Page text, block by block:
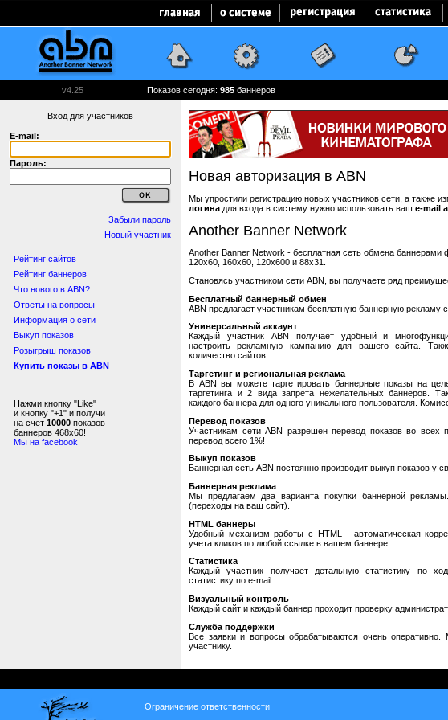
v4.25 Показов сегодня: 985 баннеров
Вход для участников
E-mail:
Пароль:
Забыли пароль
Новый участник
Рейтинг сайтов
Рейтинг баннеров
Что нового в ABN?
Ответы на вопросы
Информация о сети
Выкуп показов
Розыгрыш показов
Купить показы в ABN
Нажми кнопку "Like"
и кнопку "+1" и получи
на счет 10000 показов
баннеров 468x60!
Мы на facebook
Новая авторизация в ABN
Мы упростили регистрацию новых участников сети, а также
логина для входа в систему нужно использовать ваш e-mail
Another Banner Network
Another Banner Network - бесплатная сеть обмена баннерами
120x60, 160x60, 120x600 и 88x31.
Становясь участником сети ABN, вы получаете ряд
Бесплатный баннерный обмен
ABN предлагает участникам бесплатную баннерную рекламу
Универсальный аккаунт
Каждый участник ABN получает удобный и
настроить рекламную кампанию для вашего сайта.
количество сайтов.
Таргетинг и региональная реклама
В ABN вы можете таргетировать баннерные показы на
таргетинга и 2 вида запрета нежелательных баннеров.
каждого баннера для одного уникального пользователя.
Перевод показов
Участникам сети ABN разрешен перевод показов во всех
перевод всего 1%!
Выкуп показов
Баннерная сеть ABN постоянно производит выкуп показов у
Баннерная реклама
Мы предлагаем два варианта покупки баннерной
(переходы на ваш сайт).
HTML баннеры
Удобный механизм работы с HTML - автоматическая
учета кликов по любой ссылке в вашем баннере.
Статистика
Каждый участник получает детальную статистику по
статистику по e-mail.
Визуальный контроль
Каждый сайт и каждый баннер проходит проверку
Служба поддержки
Все заявки и вопросы обрабатываются очень
участнику.
Ограничение ответственности